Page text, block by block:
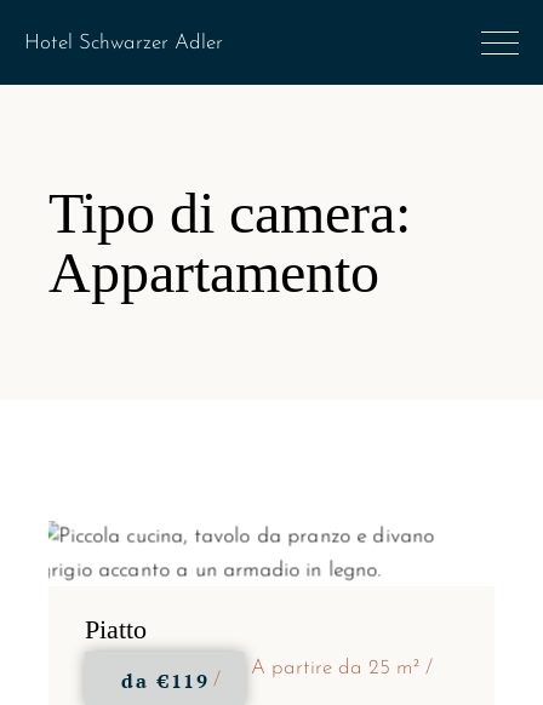
Tipo di camera:
Appartamento
Piatto
da €119 A partire da 25 m²